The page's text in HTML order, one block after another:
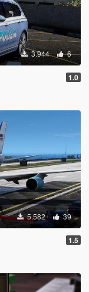
3.944 6
1.0
5.582 39
1.5